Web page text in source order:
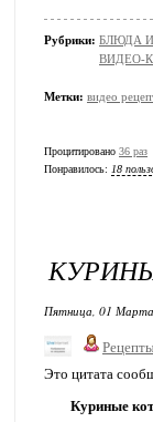
Рубрики: БЛЮДА
ВИДЕО-
Метки: видео
Процитировано 36 раз
Понравилось: 18
Пятница, 01
Это цитата
Куриные